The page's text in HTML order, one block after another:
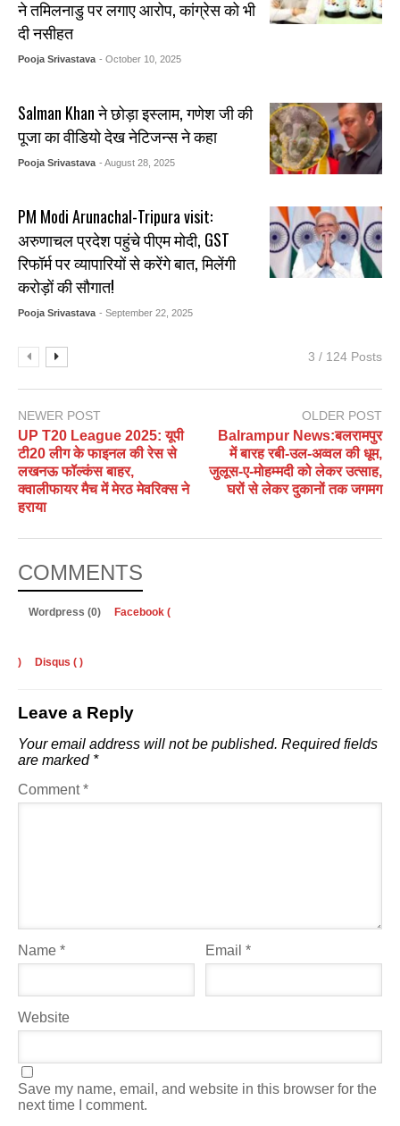
ने तमिलनाडु पर लगाए आरोप, कांग्रेस को भी
दी नसीहत
Pooja Srivastava - October 10, 2025
Salman Khan ने छोड़ा इस्लाम, गणेश जी की
पूजा का वीडियो देख नेटिजन्स ने कहा
Pooja Srivastava - August 28, 2025
PM Modi Arunachal-Tripura visit:
अरुणाचल प्रदेश पहुंचे पीएम मोदी, GST
रिफॉर्म पर व्यापारियों से करेंगे बात, मिलेंगी
करोड़ों की सौगात!
Pooja Srivastava - September 22, 2025
3 / 124 Posts
NEWER POST
UP T20 League 2025: यूपी
टी20 लीग के फाइनल की रेस से
लखनऊ फॉल्कंस बाहर,
क्वालीफायर मैच में मेरठ मेवरिक्स ने
हराया
OLDER POST
Balrampur News:बलरामपुर
में बारह रबी-उल-अव्वल की धूम,
जुलूस-ए-मोहम्मदी को लेकर उत्साह,
घरों से लेकर दुकानों तक जगमग
COMMENTS
Wordpress (0) Facebook (
) Disqus ( )
Leave a Reply
Your email address will not be published. Required fields
are marked *
Comment*
Name * Email*
Website
Save my name, email, and website in this browser for the
next time I comment.